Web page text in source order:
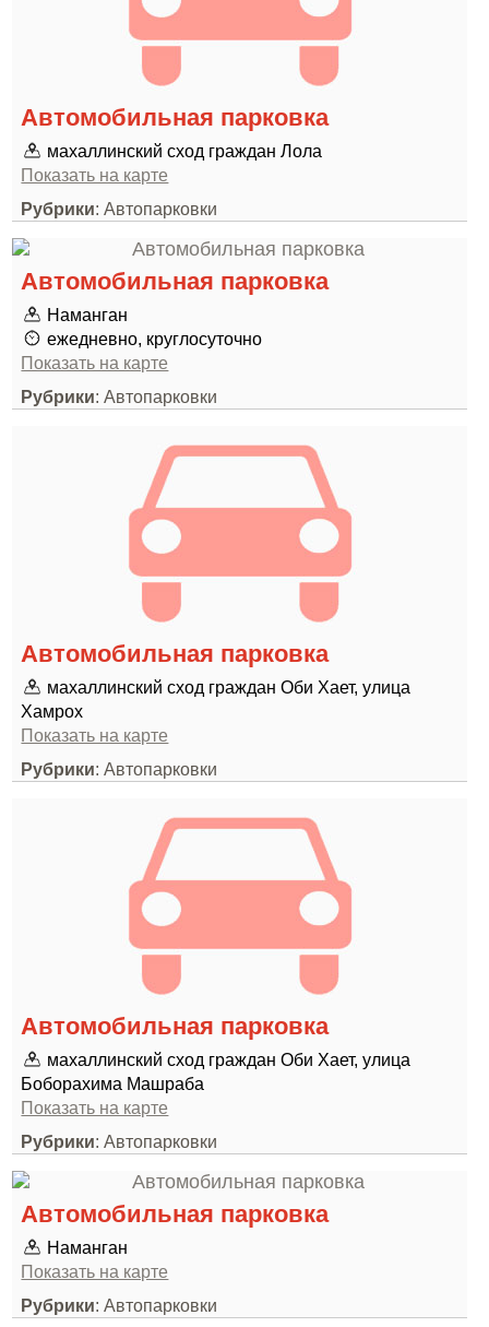
Автомобильная парковка
махаллинский сход граждан Лола
Показать на карте
Рубрики: Автопарковки
Автомобильная парковка
Наманган
ежедневно, круглосуточно
Показать на карте
Рубрики: Автопарковки
Автомобильная парковка
махаллинский сход граждан Оби Хает, улица
Хамрох
Показать на карте
Рубрики: Автопарковки
Автомобильная парковка
махаллинский сход граждан Оби Хает, улица
Боборахима Машраба
Показать на карте
Рубрики: Автопарковки
Автомобильная парковка
Наманган
Показать на карте
Рубрики: Автопарковки